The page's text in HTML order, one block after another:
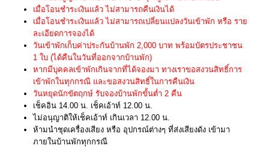
เมื่อโอนชำระเงินแล้ว ไม่สามารถคืนเงินได้
เมื่อโอนชำระเงินแล้ว ไม่สามารถเปลี่ยนแปลงวันเข้าพัก หรือ ราย
ละเอียดการจองได้
วันเข้าพักเก็บค่าประกันบ้านพัก 2,000 บาท พร้อมบัตรประชาชน
1 ใบ (ได้คืนในวันที่ออกจากบ้านพัก)
หากมีบุคคลเข้าพักเกินจากที่ได้จองมา ทางเราขอสงวนสิทธิ์การ
เข้าพักในทุกกรณี และขอสงวนสิทธิ์ในการคืนเงิน
วันหยุดนักขัตฤกษ์ รับจองบ้านพักขั้นต่ำ 2 คืน
เช็คอิน 14.00 น. เช็คเอ้าท์ 12.00 น.
ไม่อนุญาติให้เช็คเอ้าท์ เกินเวลา 12.00 น.
ห้ามนำชุดเครื่องเสียง หรือ อุปกรณ์ต่างๆ ที่ส่งเสียงดัง เข้ามา
ภายในบ้านพักทุกกรณี